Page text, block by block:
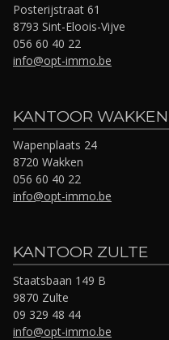
Posterijstraat 61
8793 Sint-Eloois-Vijve
056 60 40 22
info@opt-immo.be
KANTOOR WAKKEN
Wapenplaats 24
8720 Wakken
056 60 40 22
info@opt-immo.be
KANTOOR ZULTE
Staatsbaan 149 B
9870 Zulte
09 329 48 44
info@opt-immo.be